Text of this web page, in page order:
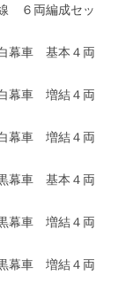
６両編成セッ
幕車 基本４両
幕車 増結４両
幕車 増結４両
幕車 基本４両
幕車 増結４両
幕車 増結４両